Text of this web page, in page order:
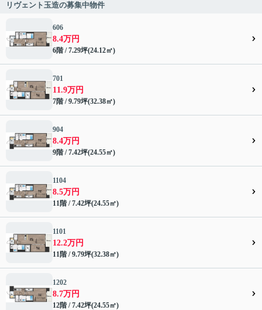
リヴェント玉造の募集中物件
606
8.4万円
6階 / 7.29坪(24.12㎡)
701
11.9万円
7階 / 9.79坪(32.38㎡)
904
8.4万円
9階 / 7.42坪(24.55㎡)
1104
8.5万円
11階 / 7.42坪(24.55㎡)
1101
12.2万円
11階 / 9.79坪(32.38㎡)
1202
8.7万円
12階 / 7.42坪(24.55㎡)